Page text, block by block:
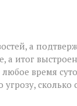
а
а итог
время
сколько